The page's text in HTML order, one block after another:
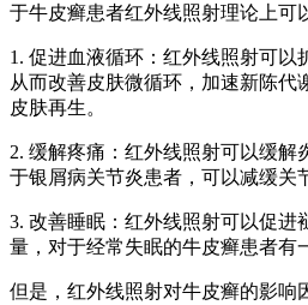
于牛皮癣患者红外线照射理论上可
1. 促进血液循环：红外线照射可以
从而改善皮肤微循环，加速新陈代
皮肤再生。
2. 缓解疼痛：红外线照射可以缓解
于银屑病关节炎患者，可以减缓关
3. 改善睡眠：红外线照射可以促进
量，对于经常失眠的牛皮癣患者有
但是，红外线照射对牛皮癣的影响